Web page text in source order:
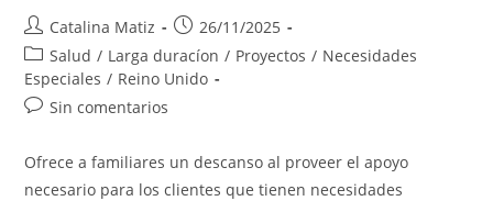
Autor
de
la
entrada:
Catalina Matiz
Publicación
de
la
26/11/2025
Categoría
de
la
Salud / Larga duracíon / Proyectos / Necesidades
Especiales / Reino Unido
Comentarios
la
entrada:
Sin comentarios
Ofrece a familiares un descanso al proveer el apoyo
necesario para los clientes que tienen necesidades